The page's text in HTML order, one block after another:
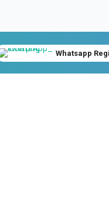
Whatsapp